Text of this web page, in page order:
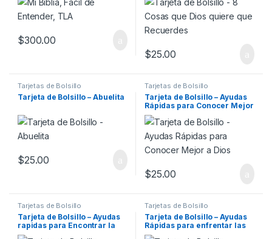
$300.00
$25.00
Tarjetas de Bolsillo
Tarjeta de Bolsillo – Abuelita
$25.00
Tarjetas de Bolsillo
Tarjeta de Bolsillo – Ayudas
Rápidas para Conocer Mejor
a Dios
$25.00
Tarjetas de Bolsillo
Tarjeta de Bolsillo – Ayudas
rapidas para Encontrar la
Paz
Tarjetas de Bolsillo
Tarjeta de Bolsillo – Ayudas
Rápidas para enfrentar las
Crisis